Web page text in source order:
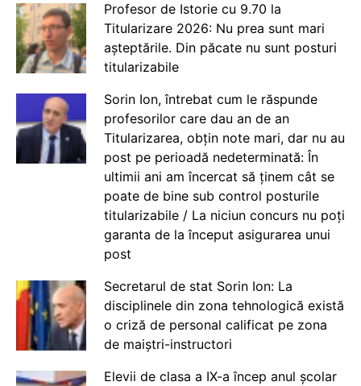
Profesor de Istorie cu 9.70 la
Titularizare 2026: Nu prea sunt mari
așteptările. Din păcate nu sunt posturi
titularizabile
Sorin Ion, întrebat cum le răspunde
profesorilor care dau an de an
Titularizarea, obțin note mari, dar nu au
post pe perioadă nedeterminată: În
ultimii ani am încercat să ținem cât se
poate de bine sub control posturile
titularizabile / La niciun concurs nu poți
garanta de la început asigurarea unui
post
Secretarul de stat Sorin Ion: La
disciplinele din zona tehnologică există
o criză de personal calificat pe zona
de maiștri-instructori
Elevii de clasa a IX-a încep anul școlar